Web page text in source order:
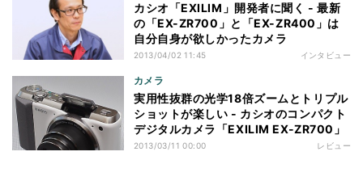
カシオ「EXILIM」開発者に聞く - 最新
の「EX-ZR700」と「EX-ZR400」は
自分自身が欲しかったカメラ
2013/04/02 11:45 インタビュー
カメラ
実用性抜群の光学18倍ズームとトリプル
ショットが楽しい - カシオのコンパクト
デジタルカメラ「EXILIM EX-ZR700」
2013/03/11 00:00 レビュー